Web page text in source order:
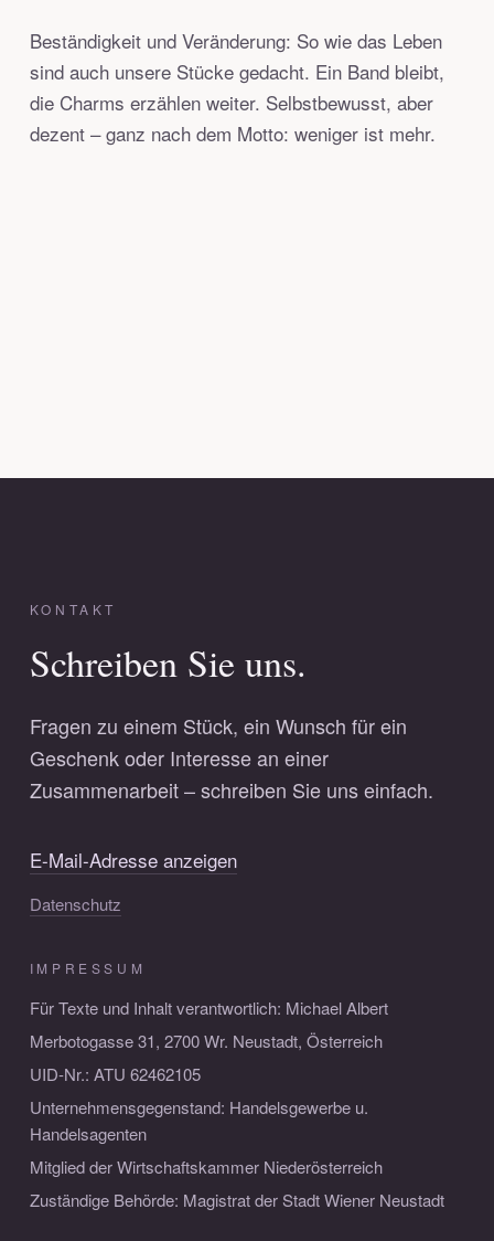
Beständigkeit und Veränderung: So wie das Leben
sind auch unsere Stücke gedacht. Ein Band bleibt,
die Charms erzählen weiter. Selbstbewusst, aber
dezent – ganz nach dem Motto: weniger ist mehr.
KONTAKT
Schreiben Sie uns.
Fragen zu einem Stück, ein Wunsch für ein
Geschenk oder Interesse an einer
Zusammenarbeit – schreiben Sie uns einfach.
E-Mail-Adresse anzeigen
Datenschutz
IMPRESSUM
Für Texte und Inhalt verantwortlich: Michael Albert
Merbotogasse 31, 2700 Wr. Neustadt, Österreich
UID-Nr.: ATU 62462105
Unternehmensgegenstand: Handelsgewerbe u.
Handelsagenten
Mitglied der Wirtschaftskammer Niederösterreich
Zuständige Behörde: Magistrat der Stadt Wiener Neustadt